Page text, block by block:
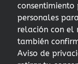
personales
relación con el
también
Aviso de